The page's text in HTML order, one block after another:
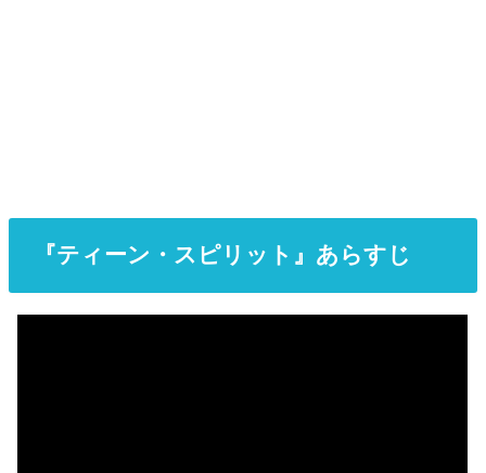
『ティーン・スピリット』あらすじ